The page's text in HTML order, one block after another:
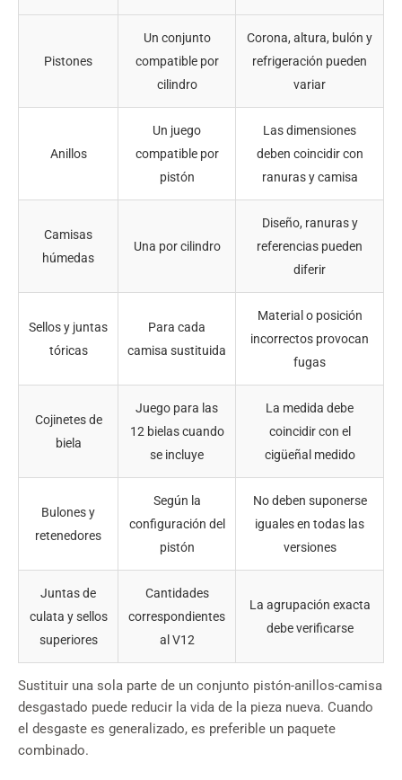
Pistones
Un conjunto
compatible por
cilindro
Corona, altura, bulón y
refrigeración pueden
variar
Anillos
Un juego
compatible por
pistón
Las dimensiones
deben coincidir con
ranuras y camisa
Camisas
húmedas
Una por cilindro
Diseño, ranuras y
referencias pueden
diferir
Sellos y juntas
tóricas
Para cada
camisa sustituida
Material o posición
incorrectos provocan
fugas
Cojinetes de
biela
Juego para las
12 bielas cuando
se incluye
La medida debe
coincidir con el
cigüeñal medido
Bulones y
retenedores
Según la
configuración del
pistón
No deben suponerse
iguales en todas las
versiones
Juntas de
culata y sellos
superiores
Cantidades
correspondientes
al V12
La agrupación exacta
debe verificarse
Sustituir una sola parte de un conjunto pistón-anillos-camisa
desgastado puede reducir la vida de la pieza nueva. Cuando
el desgaste es generalizado, es preferible un paquete
combinado.